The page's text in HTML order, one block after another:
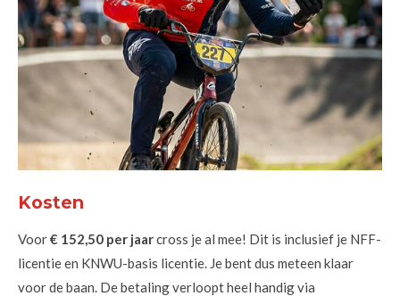
Kosten
Voor€ 152,50 per jaarcross je al mee! Dit is inclusief je NFF-
licentie en KNWU-basis licentie. Je bent dus meteen klaar
voor de baan. De betaling verloopt heel handig via